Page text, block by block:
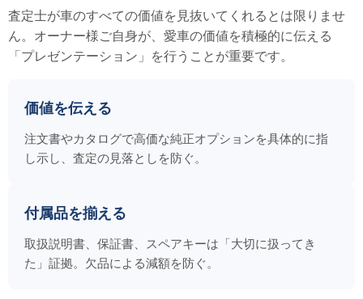
査定士が車のすべての価値を見抜いてくれるとは限りませ
ん。オーナー様ご自身が、愛車の価値を積極的に伝える
「プレゼンテーション」を行うことが重要です。
価値を伝える
注文書やカタログで高価な純正オプションを具体的に指
し示し、査定の見落としを防ぐ。
付属品を揃える
取扱説明書、保証書、スペアキーは「大切に扱ってき
た」証拠。欠品による減額を防ぐ。